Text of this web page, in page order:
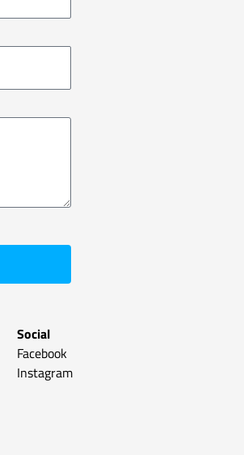
Social
Facebook
Instagram